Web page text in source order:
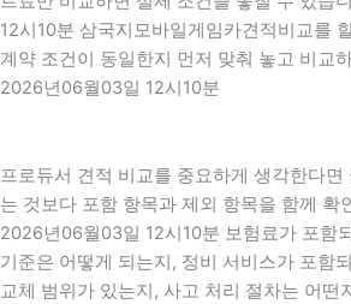
12시10분 삼국지모바일게임카견적비교를
계약 조건이 동일한지 먼저 맞춰 놓고 비교
2026년06월03일 12시10분
프로듀서 견적 비교를 중요하게 생각한다면
는 것보다 포함 항목과 제외 항목을 함께 확
2026년06월03일 12시10분 보험료가 포함
기준은 어떻게 되는지, 정비 서비스가 포함
교체 범위가 있는지, 사고 처리 절차는 어떤